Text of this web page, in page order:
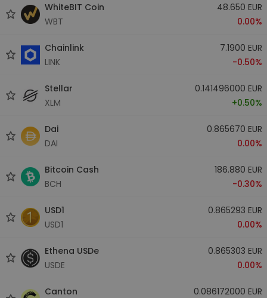
WhiteBIT Coin
WBT
48.650 EUR
0.00%
Chainlink
LINK
7.1900 EUR
-0.50%
Stellar
XLM
0.141496000 EUR
+0.50%
Dai
DAI
0.865670 EUR
0.00%
Bitcoin Cash
BCH
186.880 EUR
-0.30%
USD1
USD1
0.865293 EUR
0.00%
Ethena USDe
USDE
0.865303 EUR
0.00%
Canton
0.086172000 EUR